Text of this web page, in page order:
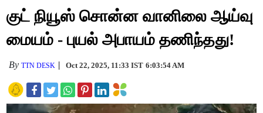
குட் நியூஸ் சொன்ன வானிலை ஆய்வு
மையம் - புயல் அபாயம் தணிந்தது!
ByTTN DESK Oct 22, 2025, 11:33 IST 6:03:54 AM